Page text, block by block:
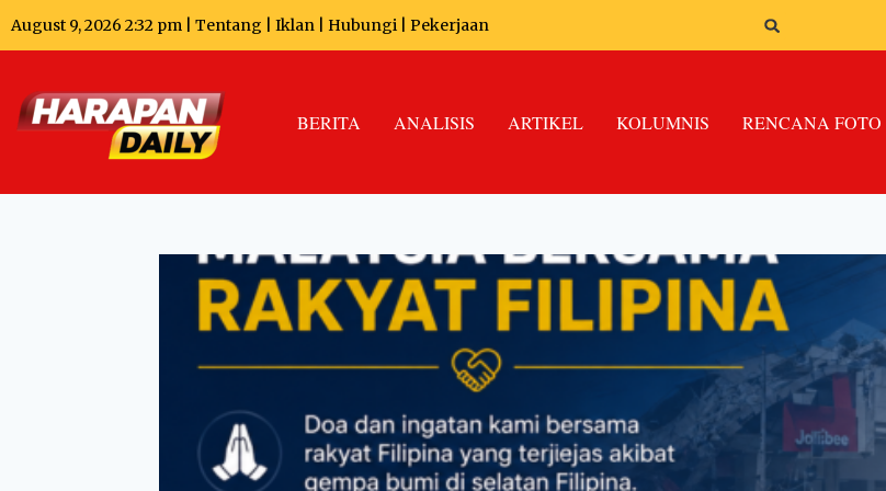
August 9, 2026 2:32 pm | Tentang Iklan Hubungi Pekerjaan
BERITA ANALISIS ARTIKEL KOLUMNIS RENCANA FOTO